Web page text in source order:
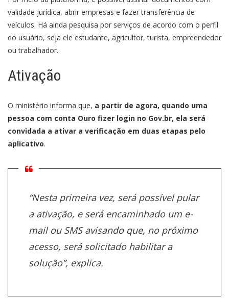
validade jurídica, abrir empresas e fazer transferência de
veículos. Há ainda pesquisa por serviços de acordo com o perfil
do usuário, seja ele estudante, agricultor, turista, empreendedor
ou trabalhador.
Ativação
O ministério informa que, a partir de agora, quando uma
pessoa com conta Ouro fizer login no Gov.br, ela será
convidada a ativar a verificação em duas etapas pelo
aplicativo.
“Nesta primeira vez, será possível pular
a ativação, e será encaminhado um e-
mail ou SMS avisando que, no próximo
acesso, será solicitado habilitar a
solução”, explica.